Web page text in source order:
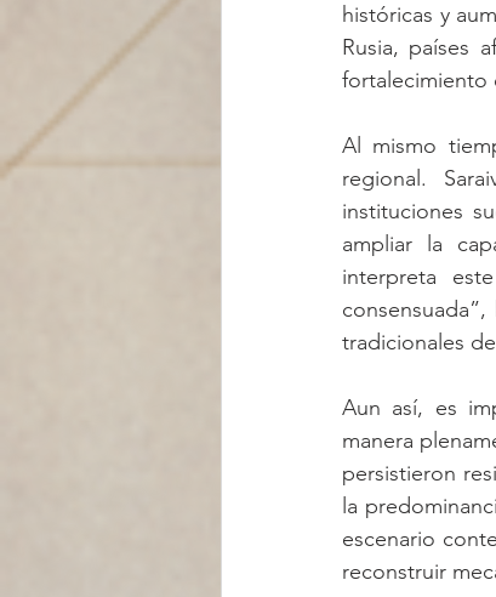
históricas y
Rusia, países
fortalecimiento
Al mismo
regional.
instituciones
ampliar la
interpreta
tradicionales
Aun así, es
manera
persistieron
la
escenario
reconstruir